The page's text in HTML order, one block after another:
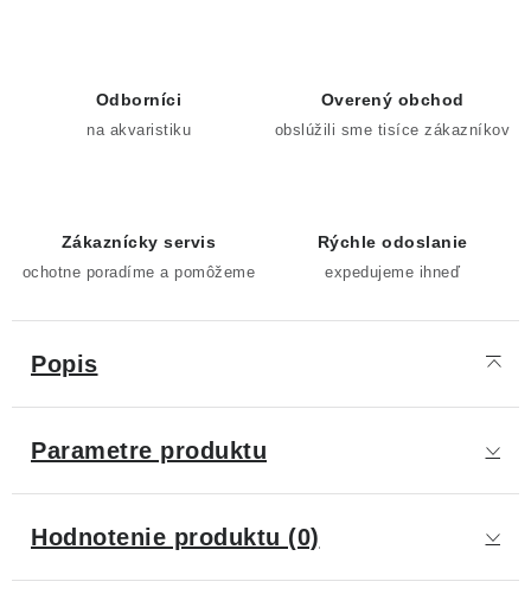
Odborníci
na akvaristiku
Overený obchod
obslúžili sme tisíce zákazníkov
Zákaznícky servis
ochotne poradíme a pomôžeme
Rýchle odoslanie
expedujeme ihneď
Popis
Parametre produktu
Hodnotenie produktu (0)